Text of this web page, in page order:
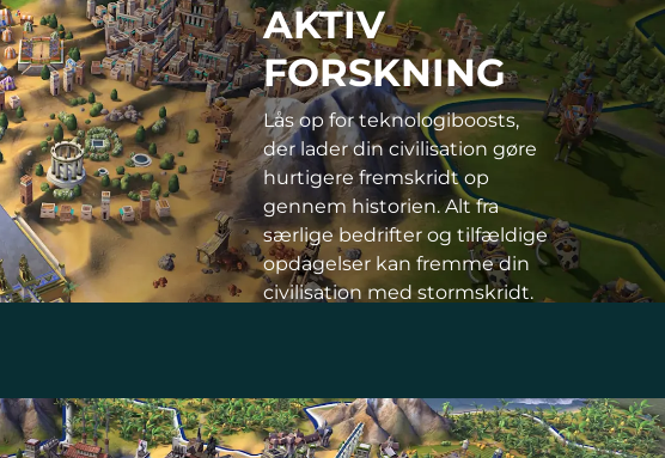
AKTIV
FORSKNING
Lås op for teknologiboosts,
der lader din civilisation gøre
hurtigere fremskridt op
gennem historien. Alt fra
særlige bedrifter og tilfældige
opdagelser kan fremme din
civilisation med stormskridt.